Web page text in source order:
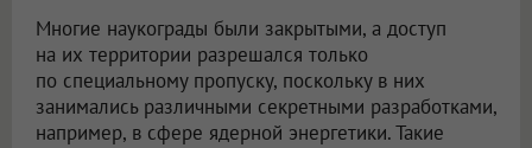
Многие наукограды были закрытыми, а доступ
на их территории разрешался только
по специальному пропуску, поскольку в них
занимались различными секретными разработками,
например, в сфере ядерной энергетики. Такие